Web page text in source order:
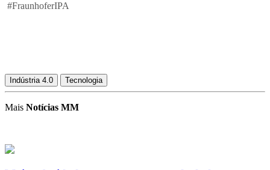
#FraunhoferIPA
Indústria 4.0 Tecnologia
Mais Notícias MM